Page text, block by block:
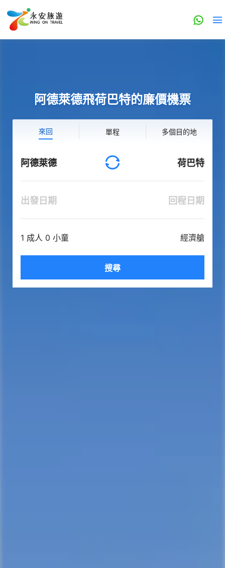
阿德萊德飛荷巴特的廉價機票
來回 單程 多個目的地
阿德萊德 荷巴特
出發日期 回程日期
1 成人 0 小童 經濟艙
搜尋